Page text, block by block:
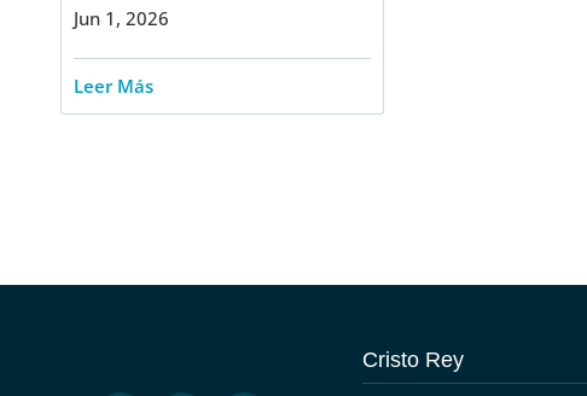
Jun 1, 2026
Leer Más
Cristo Rey